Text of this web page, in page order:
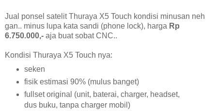
Jual ponsel satelit Thuraya X5 Touch kondisi minusan neh
gan.. minus lupa kata sandi (phone lock), harga Rp
6.750.000,- aja buat sobat CNC..
Kondisi Thuraya X5 Touch nya:
seken
fisik estimasi 90% (mulus banget)
fullset original (unit, baterai, charger, headset,
dus buku, tanpa charger mobil)